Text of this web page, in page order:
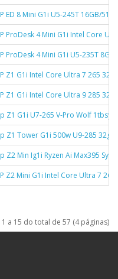
ED 8 Mini G1i U5-245T 16GB/
ProDesk 4 Mini G1i Intel Core
ProDesk 4 Mini G1i U5-235T
Z1 G1i Intel Core Ultra 7 265
Z1 G1i Intel Core Ultra 9 285 32GB
Z1 G1i U7-265 V-Pro Wolf
Z1 Tower G1i 500w U9-285
Z2 Min Ig1i Ryzen Ai Max395
Z2 Mini G1i Intel Core Ultra 7 265
1 a 15 do total de 57 (4 páginas)